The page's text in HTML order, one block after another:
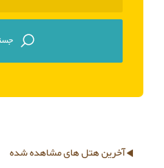
آخرین هتل های مشاهده شده